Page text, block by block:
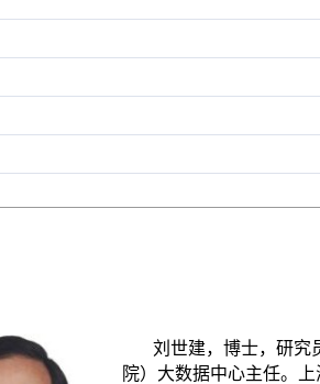
刘世建，博士，研究
院）大数据中心主任。